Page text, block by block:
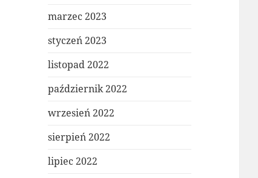
marzec 2023
styczeń 2023
listopad 2022
październik 2022
wrzesień 2022
sierpień 2022
lipiec 2022